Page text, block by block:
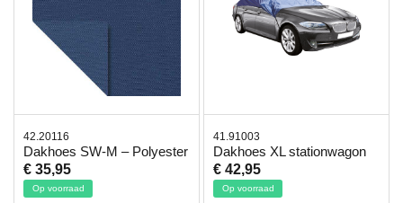
42.20116
Dakhoes SW-M – Polyester
€ 35,95
Op voorraad
41.91003
Dakhoes XL stationwagon
€ 42,95
Op voorraad